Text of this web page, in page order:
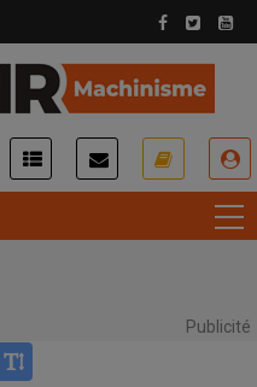
Publicité
Print